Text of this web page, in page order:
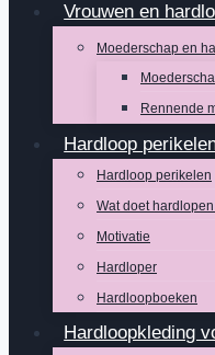
Vrouwen en
Moederschap en
Rennende
Hardloop
Hardloop perikelen
Wat doet
Motivatie
Hardloper
Hardloopboeken
Hardloopkleding